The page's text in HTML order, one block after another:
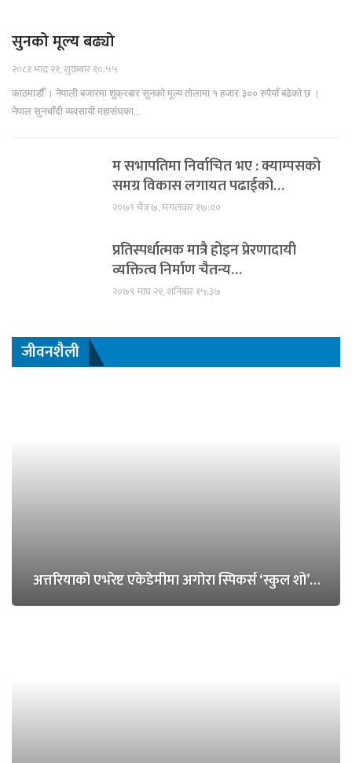
सुनको मूल्य बढ्यो
२०८१ भाद्र २१, शुक्रबार १०:५५
काठमाडौँ । नेपाली बजारमा शुक्रबार सुनको मूल्य तोलामा १ हजार ३०० रुपैयाँ बढेको छ ।
नेपाल सुनचाँदी व्यवसायी महासंघका…
म सभापतिमा निर्वाचित भए : क्याम्पसको
समग्र विकास लगायत पढाईको…
२०७९ चैत्र ७, मंगलवार १७:००
प्रतिस्पर्धात्मक मात्रै होइन प्रेरणादायी
व्यक्तित्व निर्माण चैतन्य…
२०७९ माघ २१, शनिबार १५:३७
जीवनशैली
अत्तरियाको एभरेष्ट एकेडेमीमा अगोरा स्पिकर्स ‘स्कुल शो’…